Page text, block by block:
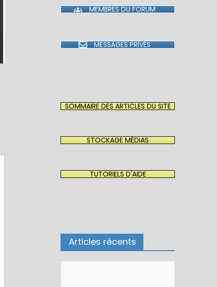
MEMBRES DU FORUM
MESSAGES PRIVÉS
SOMMAIRE DES ARTICLES DU SITE
STOCKAGE MÉDIAS
TUTORIELS D'AIDE
Articles récents